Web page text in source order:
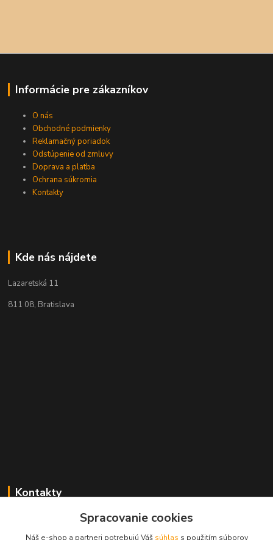
Informácie pre zákazníkov
O nás
Obchodné podmienky
Reklamačný poriadok
Odstúpenie od zmluvy
Doprava a platba
Ochrana súkromia
Kontakty
Kde nás nájdete
Lazaretská 11
811 08, Bratislava
Kontakty
+421 2 529 67 411
(Po - Pia: 10:00 - 17:30)
Spracovanie cookies
Náš e-shop a partneri potrebujú Váš súhlas s použitím súborov